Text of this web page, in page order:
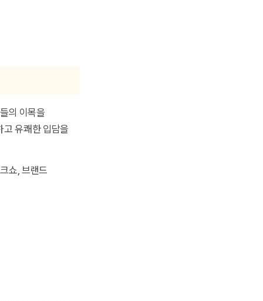
의 이목을
고 유쾌한 입담을
쇼, 브랜드